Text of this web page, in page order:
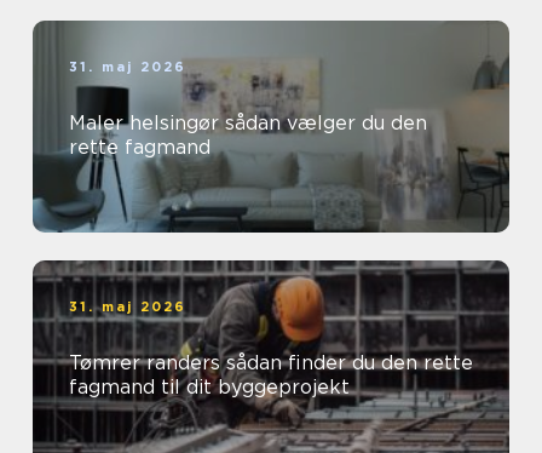
31. maj 2026
Maler helsingør sådan vælger du den
rette fagmand
31. maj 2026
Tømrer randers sådan finder du den rette
fagmand til dit byggeprojekt